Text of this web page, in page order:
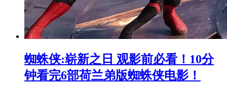
蜘蛛侠:崭新之日 观影前必看！10分
钟看完6部荷兰弟版蜘蛛侠电影！